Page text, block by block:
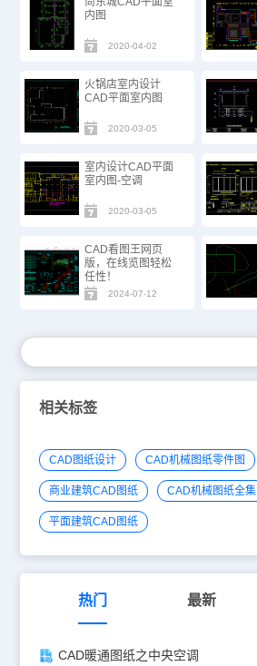
内图
2020-04-02
火锅店室内设计
CAD平面室内图
2020-03-05
室内设计CAD平面
室内图-空调
2020-03-05
CAD看图王网页
版，在线览图轻松
任性！
2024-07-12
相关标签
CAD图纸设计 CAD机械图纸零件图
商业建筑CAD图纸 CAD机械图纸全集
平面建筑CAD图纸
热门 最新
CAD暖通图纸之中央空调